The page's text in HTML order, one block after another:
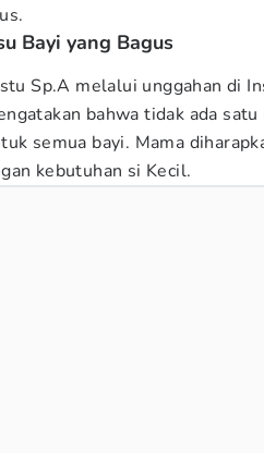
Bayi yang Bagus
Sp.A melalui unggahan di
bahwa tidak ada
semua bayi. Mama
kebutuhan si Kecil.